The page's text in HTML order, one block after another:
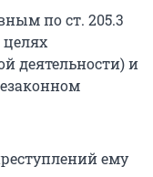
по ст. 205.3
деятельности) и
ему